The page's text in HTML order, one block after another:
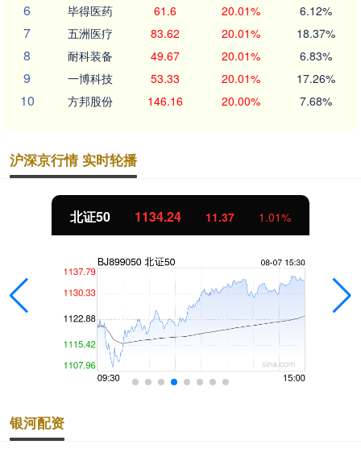
6 毕得医药 61.6 20.01% 6.12%
7 五洲医疗 83.62 20.01% 18.37%
8 耐科装备 49.67 20.01% 6.83%
9 一博科技 53.33 20.01% 17.26%
10 方邦股份 146.16 20.00% 7.68%
沪深京行情 实时轮播
北证50 1134.24 11.37 1.01%
银河配资